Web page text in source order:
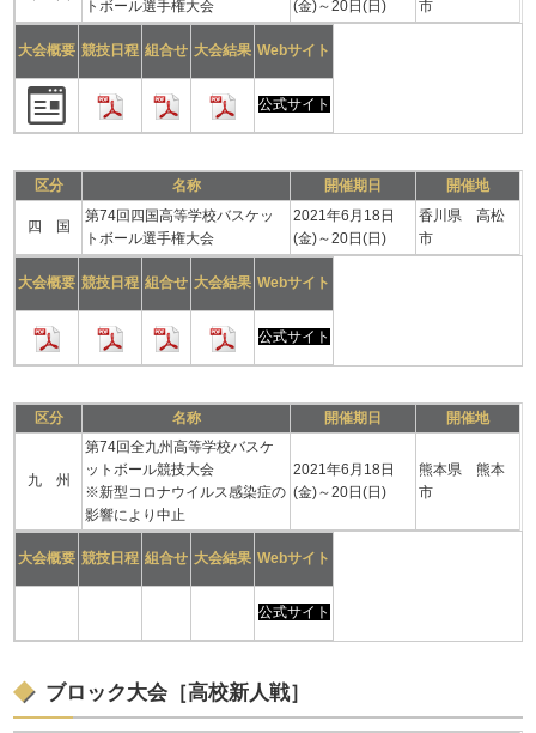
トボール選手権大会 (金)～20日(日) 市
大会概要 競技日程 組合せ 大会結果 Webサイト
公式サイト
区分 名称 開催期日 開催地
四 国
第74回四国高等学校バスケッ
トボール選手権大会
2021年6月18日
(金)～20日(日)
香川県 高松
市
大会概要 競技日程 組合せ 大会結果 Webサイト
公式サイト
区分 名称 開催期日 開催地
九 州
第74回全九州高等学校バスケ
ットボール競技大会
※新型コロナウイルス感染症の
影響により中止
2021年6月18日
(金)～20日(日)
熊本県 熊本
市
大会概要 競技日程 組合せ 大会結果 Webサイト
公式サイト
ブロック大会［高校新人戦］